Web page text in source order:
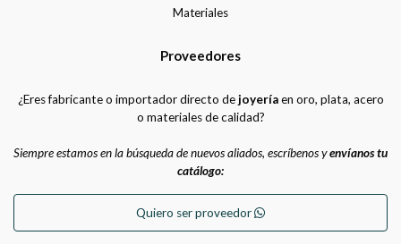
Materiales
Proveedores
¿Eres fabricante o importador directo dejoyeríaen oro, plata, acero
o materiales de calidad?
Siempre estamos en la búsqueda de nuevos aliados, escríbenos yenvíanos tu
catálogo:
Quiero ser proveedor